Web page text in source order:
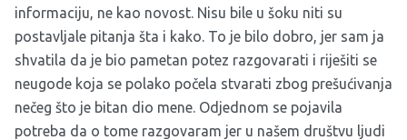
informaciju, ne kao novost. Nisu bile u šoku niti su
postavljale pitanja šta i kako. To je bilo dobro, jer sam ja
shvatila da je bio pametan potez razgovarati i riješiti se
neugode koja se polako počela stvarati zbog prešućivanja
nečeg što je bitan dio mene. Odjednom se pojavila
potreba da o tome razgovaram jer u našem društvu ljudi